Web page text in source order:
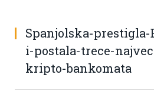
Spanjolska-prestigla-
i-postala-trece-
kripto-bankomata